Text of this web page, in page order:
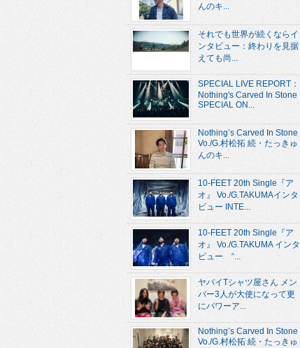
んのキ...
それでも世界が続くならイ
ンタビュー：終わりを見据
えても尚...
SPECIAL LIVE REPORT：
Nothing's Carved In Stone
SPECIAL ON...
Nothing’s Carved In Stone
Vo./G.村松拓 続・たっきゅ
んのキ...
10-FEET 20th Single『ア
オ』 Vo./G.TAKUMAインタ
ビュー INTE...
10-FEET 20th Single『ア
オ』 Vo./G.TAKUMA インタ
ビュー “...
ヤバイTシャツ屋さん メン
バー3人が大使になって更
にパワーア...
Nothing’s Carved In Stone
Vo./G.村松拓 続・たっきゅ